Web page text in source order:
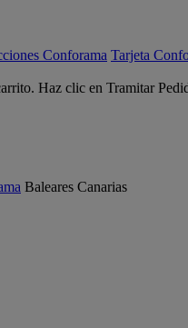
Conforama Tarjeta
Haz clic en Tramitar
Baleares Canarias